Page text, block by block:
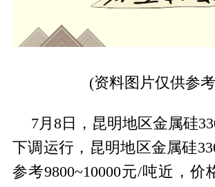
(资料图片仅供参
7月8日，昆明地区金属硅
下调运行，昆明地区金属硅
参考9800~10000元/吨近，价